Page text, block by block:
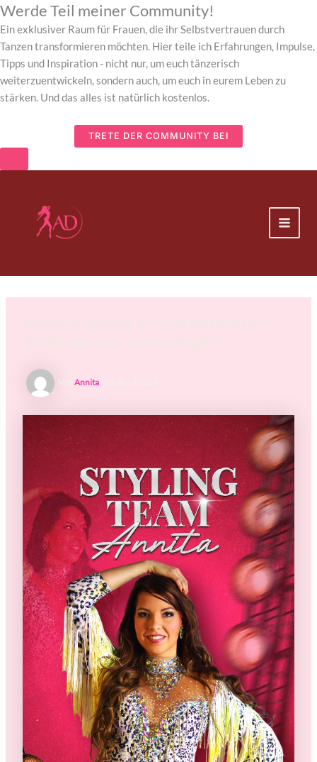
Werde Teil meiner Community!
Ein exklusiver Raum für Frauen, die ihr Selbstvertrauen durch
Tanzen transformieren möchten. Hier teile ich Erfahrungen, Impulse,
Tipps und Inspiration - nicht nur, um euch tänzerisch
weiterzuentwickeln, sondern auch, um euch in eurem Leben zu
stärken. Und das alles ist natürlich kostenlos.
TRETE DER COMMUNITY BEI
springen
Annita